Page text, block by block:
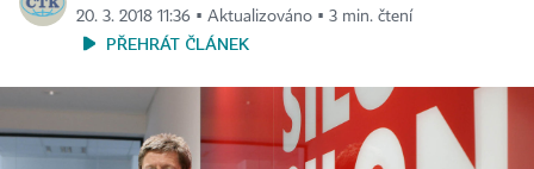
20. 3. 2018 11:36 ▪ Aktualizováno ▪ 3 min. čtení
PŘEHRÁT ČLÁNEK